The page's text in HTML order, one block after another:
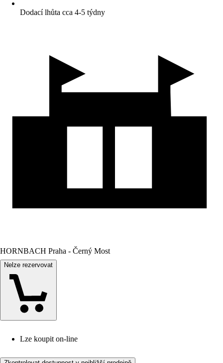
Dodací lhůta cca 4-5 týdny
HORNBACH Praha - Černý Most
Nelze rezervovat
Lze koupit on-line